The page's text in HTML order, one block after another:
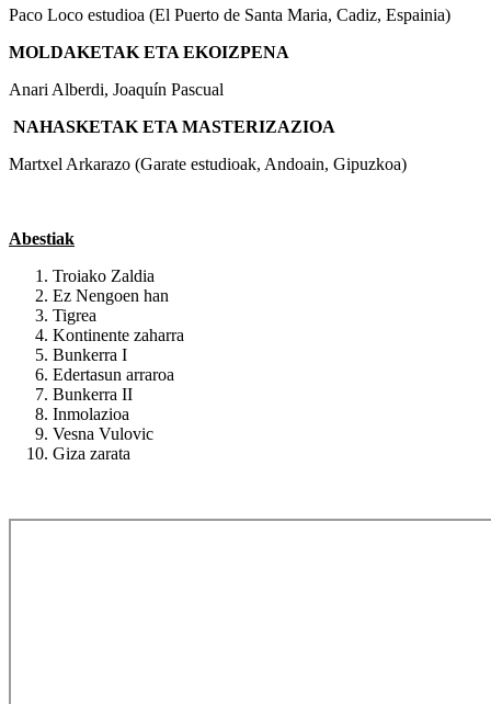
Paco Loco estudioa (El Puerto de Santa Maria, Cadiz, Espainia)
MOLDAKETAK ETA EKOIZPENA
Anari Alberdi, Joaquín Pascual
NAHASKETAK ETA MASTERIZAZIOA
Martxel Arkarazo (Garate estudioak, Andoain, Gipuzkoa)
Abestiak
Troiako Zaldia
Ez Nengoen han
Tigrea
Kontinente zaharra
Bunkerra I
Edertasun arraroa
Bunkerra II
Inmolazioa
Vesna Vulovic
Giza zarata